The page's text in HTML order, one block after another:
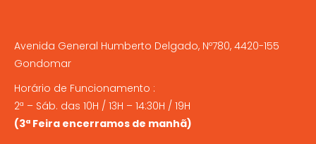
Avenida General Humberto Delgado, Nº780, 4420-155
Gondomar
Horário de Funcionamento :
2ª – Sáb. das 10H / 13H – 14:30H / 19H
(3ª Feira encerramos de manhã)